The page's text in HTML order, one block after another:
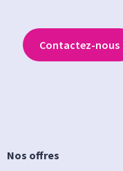
Nos offres
Contactez-nous